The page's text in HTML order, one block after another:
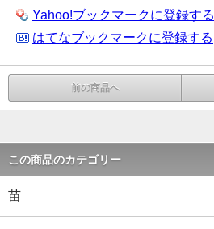
Yahoo!ブックマークに登録する
はてなブックマークに登録する
前の商品へ
この商品のカテゴリー
苗